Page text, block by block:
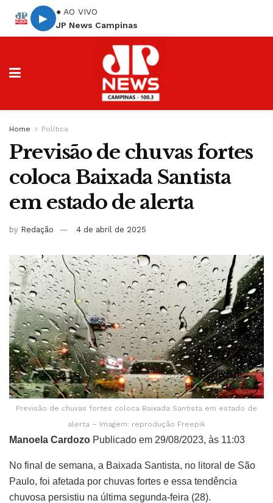
▶
● AO VIVO
JP News Campinas
Home Política
Previsão de chuvas fortes
coloca Baixada Santista
em estado de alerta
by Redação 4 de abril de 2025
Previsão de chuvas fortes coloca Baixada Santista em estado de
alerta – Imagem: reprodução Freepik
Manoela Cardozo Publicado em 29/08/2023, às 11:03
No final de semana, a Baixada Santista, no litoral de São
Paulo, foi afetada por chuvas fortes e essa tendência
chuvosa persistiu na última segunda-feira (28).